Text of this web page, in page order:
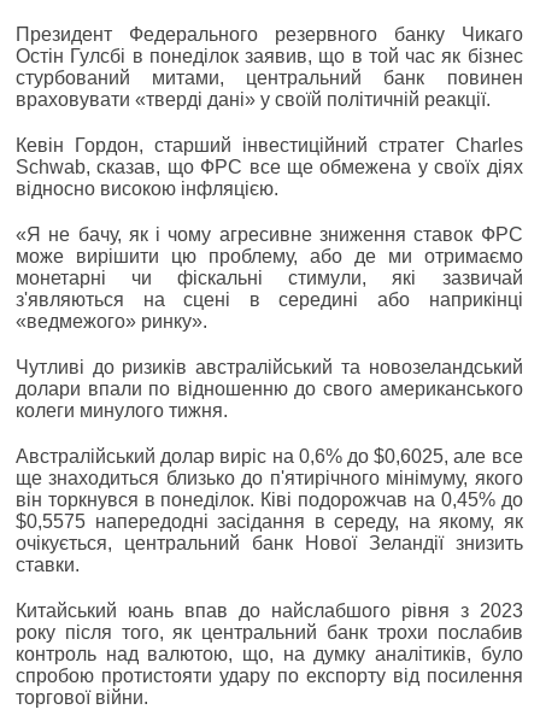
Президент Федерального резервного банку Чикаго
Остін Гулсбі в понеділок заявив, що в той час як бізнес
стурбований митами, центральний банк повинен
враховувати «тверді дані» у своїй політичній реакції.
Кевін Гордон, старший інвестиційний стратег Charles
Schwab, сказав, що ФРС все ще обмежена у своїх діях
відносно високою інфляцією.
«Я не бачу, як і чому агресивне зниження ставок ФРС
може вирішити цю проблему, або де ми отримаємо
монетарні чи фіскальні стимули, які зазвичай
з'являються на сцені в середині або наприкінці
«ведмежого» ринку».
Чутливі до ризиків австралійський та новозеландський
долари впали по відношенню до свого американського
колеги минулого тижня.
Австралійський долар виріс на 0,6% до $0,6025, але все
ще знаходиться близько до п'ятирічного мінімуму, якого
він торкнувся в понеділок. Ківі подорожчав на 0,45% до
$0,5575 напередодні засідання в середу, на якому, як
очікується, центральний банк Нової Зеландії знизить
ставки.
Китайський юань впав до найслабшого рівня з 2023
року після того, як центральний банк трохи послабив
контроль над валютою, що, на думку аналітиків, було
спробою протистояти удару по експорту від посилення
торгової війни.